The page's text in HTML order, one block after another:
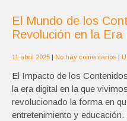
El Mundo de los
Revolución en la Era
11 abril 2025 No hay comentarios
El Impacto de los
la era digital en la que
revolucionado la forma en
entretenimiento y